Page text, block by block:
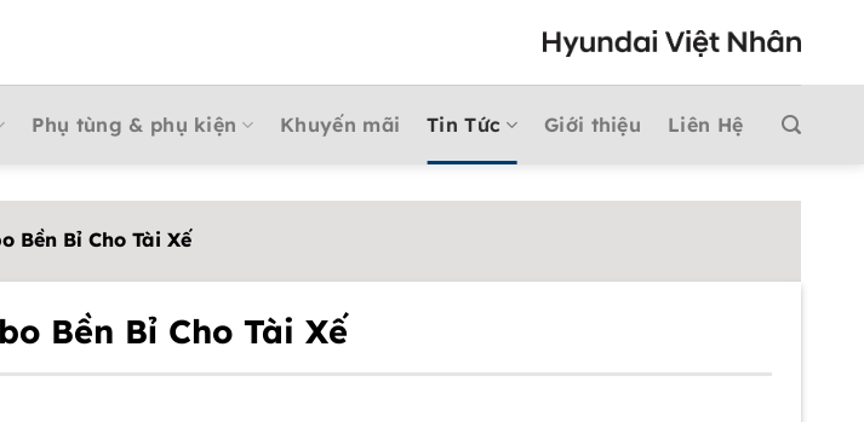
Phụ tùng & phụ kiện Khuyến mãi Tin Tức Giới thiệu Liên Hệ
Bền Bỉ Cho Tài Xế
Bền Bỉ Cho Tài Xế